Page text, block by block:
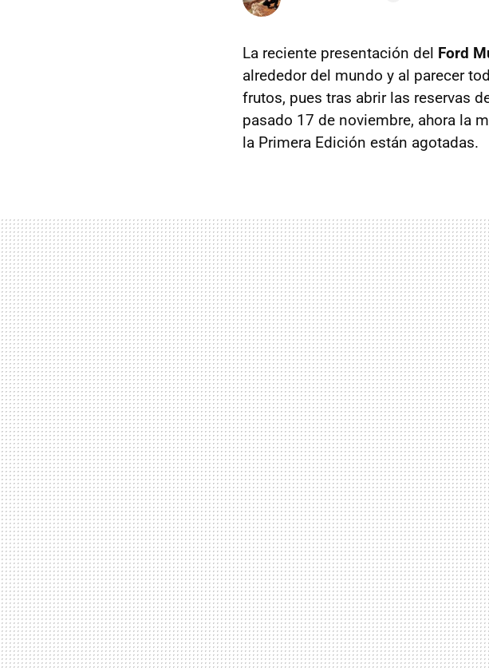
La reciente presentación del Ford
alrededor del mundo y al parecer
frutos, pues tras abrir las reservas
pasado 17 de noviembre, ahora la
la Primera Edición están agotadas.